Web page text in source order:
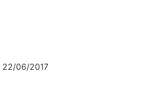
22/06/2017